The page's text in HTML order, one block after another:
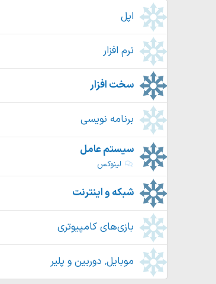
اپل
نرم افزار
سخت افزار
برنامه نویسی
سيستم عامل
لینوکس
شبکه و اینترنت
بازی‌های كامپیوتری
موبایل٬ دوربین و پلیر